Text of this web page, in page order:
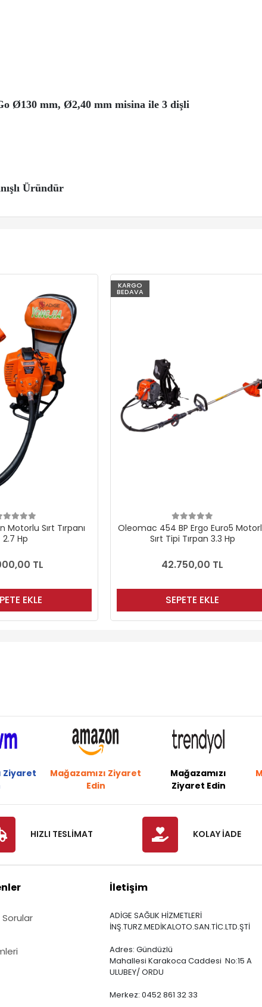
Ø130 mm, Ø2,40 mm misina ile 3 dişli
Üründür
Ergo Euro5 Motorlu
Tırpan 3.3 Hp
TL
EKLE
KARGO
BEDAVA
Palmera Bg 63 Eur5 Motorlu Sırt
Tırpan 3.1 Hp
13.000,00 TL
SEPETE EKLE
Ziyaret
Mağazamızı Ziyaret
Edin
Mağazamızı
Ziyaret Edin
HIZLI TESLİMAT KOLAY İADE
Sorular
İletişim
ADİGE SAĞLIK HİZMETLERİ
İNŞ.TURZ.MEDİKALOTO.SAN.TİC.LTD.ŞTİ
Adres: Gündüzlü
Mahallesi Karakoca Caddesi No:15 A
ULUBEY/ ORDU
Merkez: 0452 861 32 33